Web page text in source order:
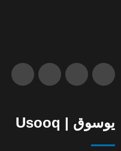
يوسوق | Usooq